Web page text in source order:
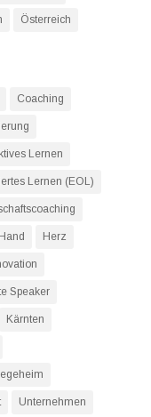
Österreich
Coaching
Lernen
Lernen (EOL)
Hand Herz
Speaker
Kärnten
Unternehmen